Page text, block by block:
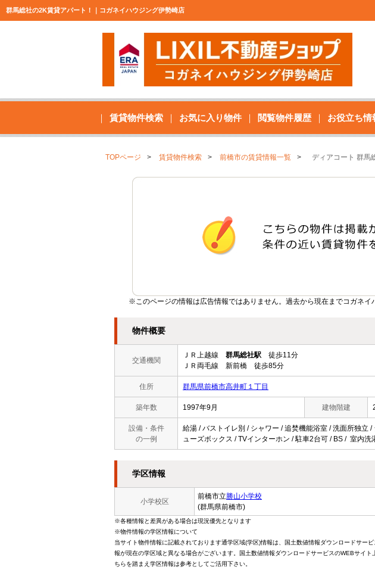
群馬総社の2K賃貸アパート！｜コガネイハウジング伊勢崎店
賃貸物件検索 お気に入り物件 閲覧物件履歴 お役立ち情
TOPページ 賃貸物件検索 前橋市の賃貸情報一覧 ディアコート 群馬
※このページの情報は広告情報ではありません。過去から現在までコガネ
物件概要
交通機関
ＪＲ上越線 群馬総社駅 徒歩11分
ＪＲ両毛線 新前橋 徒歩85分
住所 群馬県前橋市高井町１丁目
築年数 1997年9月 建物階建
設備・条件
の一例
給湯 / バストイレ別 / シャワー / 追焚機能浴室 / 洗面所独立
ューズボックス / TVインターホン / 駐車2台可 / BS / 室内洗
学区情報
小学校区
前橋市立勝山小学校
(群馬県前橋市)
※各種情報と差異がある場合は現況優先となります
※物件情報の学区情報について
当サイト物件情報に記載されております通学区域(学区)情報は、国土数値情報ダウンロードサ
報が現在の学区域と異なる場合がございます。国土数値情報ダウンロードサービスのWEBサイ
ちらを踏まえ学区情報は参考としてご活用下さい。